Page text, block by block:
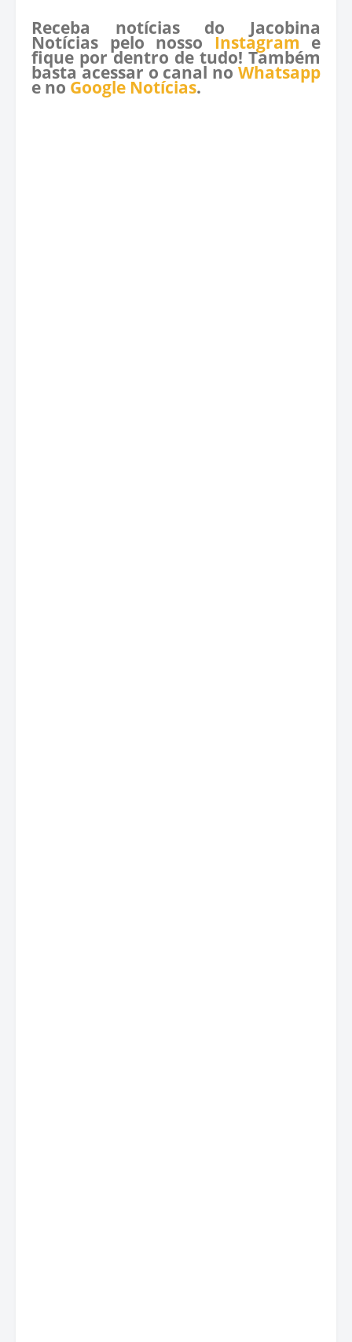
Receba notícias do Jacobina
Notícias pelo nosso Instagram e
fique por dentro de tudo! Também
basta acessar o canal no Whatsapp
e no Google Notícias.